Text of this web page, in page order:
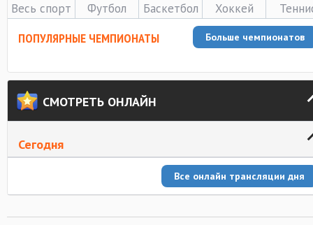
Весь спорт Футбол Баскетбол Хоккей
ПОПУЛЯРНЫЕ ЧЕМПИОНАТЫ Больше чемпионатов
СМОТРЕТЬ ОНЛАЙН
Сегодня
Все онлайн трансляции дня